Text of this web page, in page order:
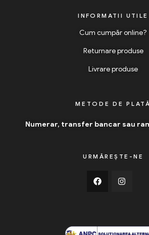
INFORMATII UTILE
Cum cumpăr online?
Returnare produse
Livrare produse
METODE DE PLATĂ
Numerar, transfer bancar sau
URMĂREȘTE-NE